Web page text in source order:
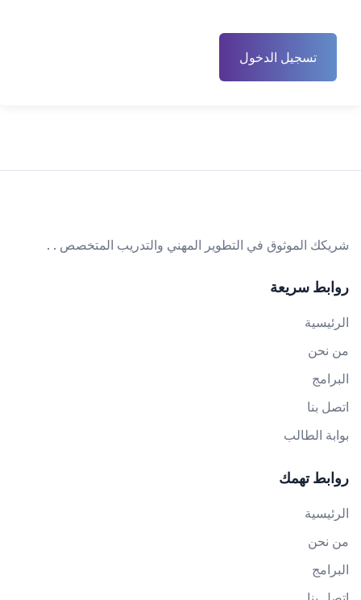
تسجيل الدخول
شريكك الموثوق في التطوير المهني والتدريب المتخصص . .
روابط سريعة
الرئيسية
من نحن
البرامج
اتصل بنا
بوابة الطالب
روابط تهمك
الرئيسية
من نحن
البرامج